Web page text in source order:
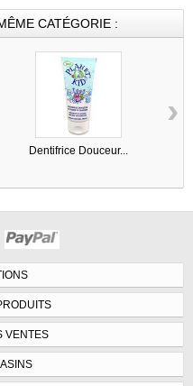
CATÉGORIE :
Dentifrice Douceur...
›
VENTES